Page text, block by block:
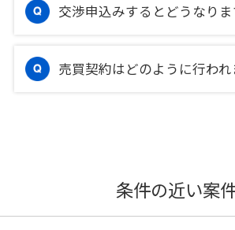
交渉申込みするとどうなりま
売買契約はどのように行われ
条件の近い案